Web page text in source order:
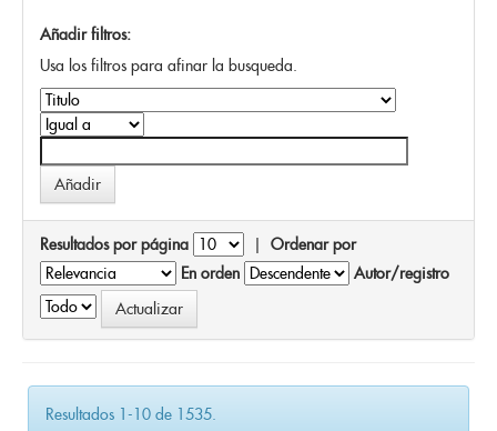
Añadir filtros:
Usa los filtros para afinar la busqueda.
Resultados por página | Ordenar por
En orden
Autor/registro
Resultados 1-10 de 1535.